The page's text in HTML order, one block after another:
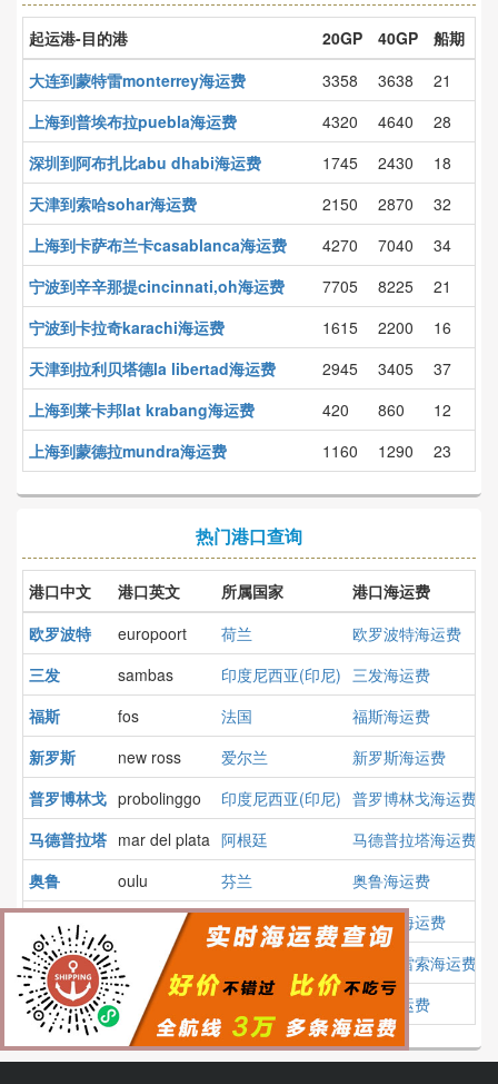
起运港-目的港 20GP 40GP
船期
大连到蒙特雷monterrey海运费
3358 3638
21
上海到普埃布拉puebla海运费
4320 4640
28
深圳到阿布扎比abu dhabi海运费
1745 2430
18
天津到索哈sohar海运费
2150 2870
32
上海到卡萨布兰卡casablanca海运费
4270 7040
34
宁波到辛辛那提cincinnati,oh海运费
7705 8225
21
宁波到卡拉奇karachi海运费
1615 2200
16
天津到拉利贝塔德la libertad海运费
2945 3405
37
上海到莱卡邦lat krabang海运费
420 860
12
上海到蒙德拉mundra海运费
1160 1290 23
热门港口查询
港口中文 港口英文 所属国家
港口海运费
欧罗波特
europoort 荷兰
欧罗波特海运费
三发
sambas 印度尼西亚(印尼) 三发海运费
福斯
fos 法国
福斯海运费
新罗斯
new ross 爱尔兰
新罗斯海运费
普罗博林戈 probolinggo 印度尼西亚(印尼) 普罗博林戈海运费
马德普拉塔 mar del plata 阿根廷
马德普拉塔海运费
奥鲁
oulu 芬兰
奥鲁海运费
利隆圭
马拉维
利隆圭海运费
普罗格雷索 progreso
普罗格雷索海运费
费康
fecamp 法国 费康海运费